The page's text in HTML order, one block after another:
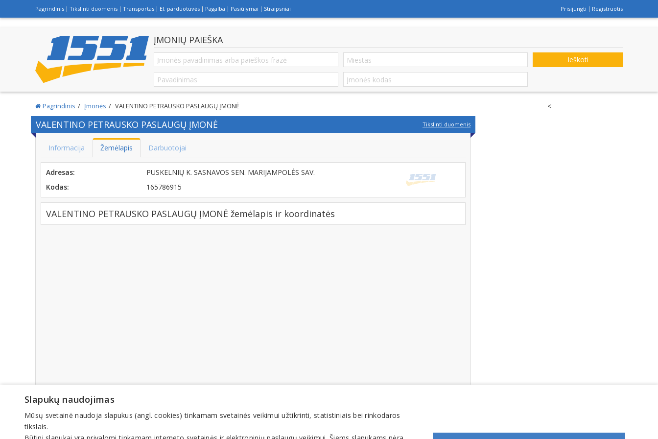
Pagrindinis Tikslinti duomenis Transportas El. parduotuvės Pagalba Pasiūlymai Straipsniai Prisijungti Registruotis
ĮMONIŲ PAIEŠKA
Ieškoti
Pagrindinis Įmonės VALENTINO PETRAUSKO PASLAUGŲ ĮMONĖ
VALENTINO PETRAUSKO PASLAUGŲ ĮMONĖ Tikslinti duomenis
Informacija Žemėlapis Darbuotojai
Adresas:
PUSKELNIŲ K. SASNAVOS SEN. MARIJAMPOLĖS SAV.
Kodas:
165786915
VALENTINO PETRAUSKO PASLAUGŲ ĮMONĖ žemėlapis ir koordinatės
<
Slapukų naudojimas
Mūsų svetainė naudoja slapukus (angl. cookies) tinkamam svetainės veikimui užtikrinti, statistiniais bei rinkodaros
tikslais.